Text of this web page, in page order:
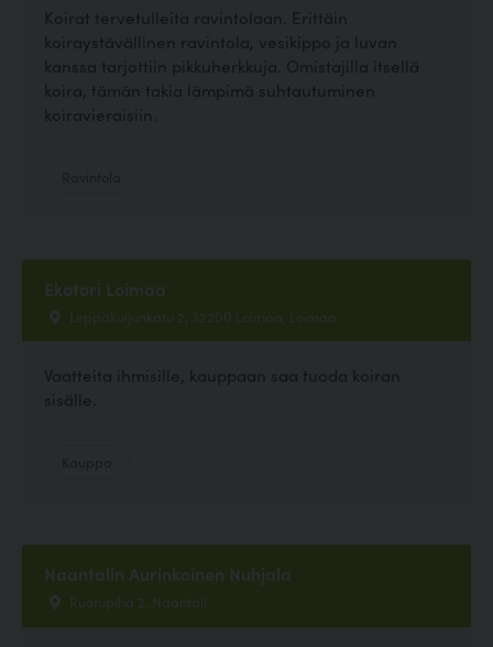
Koirat tervetulleita ravintolaan. Erittäin
koiraystävällinen ravintola, vesikippo ja luvan
kanssa tarjottiin pikkuherkkuja. Omistajilla itsellä
koira, tämän takia lämpimä suhtautuminen
koiravieraisiin.
Ekotori Loimaa
Leppäkuljunkatu 2, 32200 Loimaa, Loimaa
Vaatteita ihmisille, kauppaan saa tuoda koiran
sisälle.
Naantalin Aurinkoinen Nuhjala
Ruotupiha 2, Naantali